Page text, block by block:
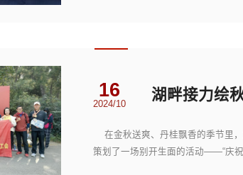
16
2024/10
在金秋送爽、丹桂飘香的季节里
策划了一场别开生面的活动——“庆祝